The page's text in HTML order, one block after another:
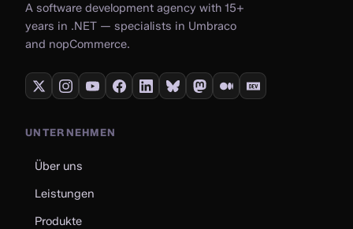
A software development agency with 15+
years in .NET — specialists in Umbraco
and nopCommerce.
UNTERNEHMEN
Über uns
Leistungen
Produkte